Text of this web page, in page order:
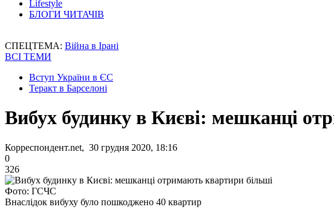
Lifestyle
БЛОГИ ЧИТАЧІВ
СПЕЦТЕМА: Війна в Ірані
ВСІ ТЕМИ
Вступ України в ЄС
Теракт в Барселоні
Вибух будинку в Києві: мешканці
Корреспондент.net, 30 грудня 2020, 18:16
0
326
Фото: ГСЧС
Внаслідок вибуху було пошкоджено 40 квартир